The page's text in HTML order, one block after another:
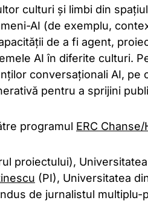
culturi și limbi din
AI (de exemplu,
de a fi agent,
AI în diferite culturi.
conversaționali AI, pe
pentru a sprijini
programul ERC
proiectului),
(PI), Universitatea
de jurnalistul multiplu-